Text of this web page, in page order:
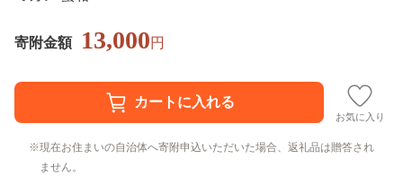
寄附金額 13,000円
お気に入り
現在お住まいの自治体へ寄附申込いただいた場合、返礼品は贈答され
ません。